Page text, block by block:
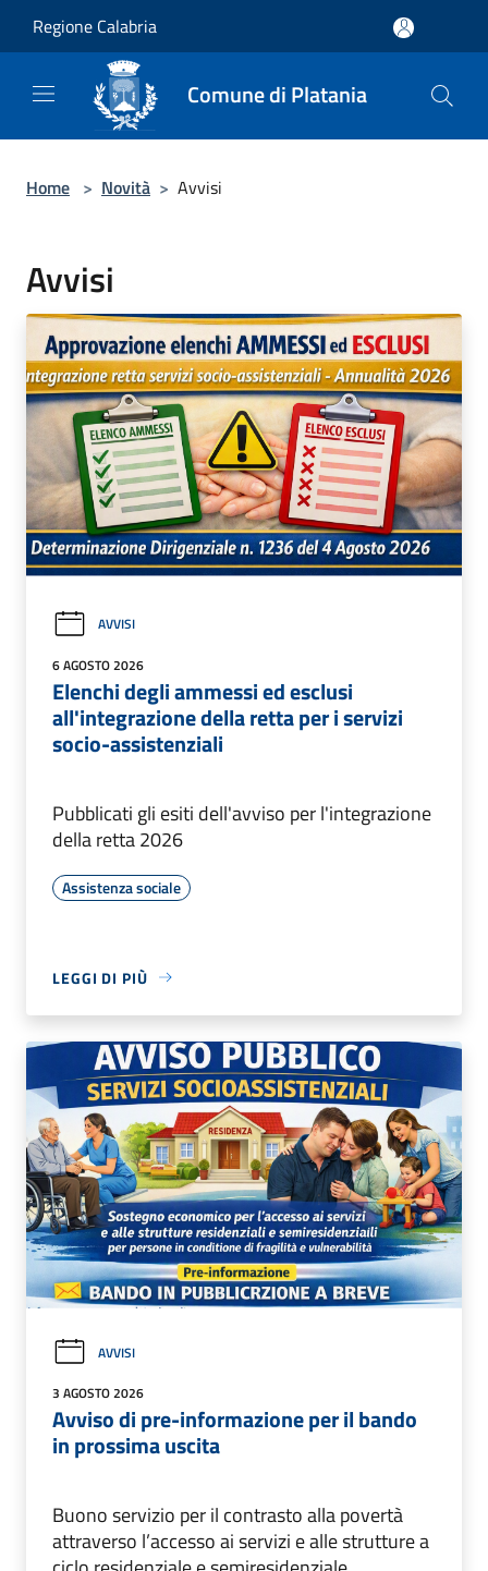
Regione Calabria
Comune di Platania
Home > Novità > Avvisi
Avvisi
AVVISI
6 AGOSTO 2026
Elenchi degli ammessi ed esclusi
all'integrazione della retta per i servizi
socio-assistenziali
Pubblicati gli esiti dell'avviso per l'integrazione
della retta 2026
Assistenza sociale
LEGGI DI PIÙ
AVVISI
3 AGOSTO 2026
Avviso di pre-informazione per il bando
in prossima uscita
Buono servizio per il contrasto alla povertà
attraverso l’accesso ai servizi e alle strutture a